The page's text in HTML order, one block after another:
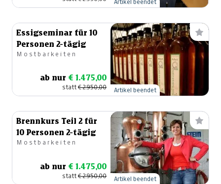
Artikel beendet
Essigseminar für 10
Personen 2-tägig
Mostbarkeiten
ab nur € 1.475,00
statt€ 2.950,00 Artikel beendet
Brennkurs Teil 2 für
10 Personen 2-tägig
Mostbarkeiten
ab nur € 1.475,00
statt€ 2.950,00 Artikel beendet